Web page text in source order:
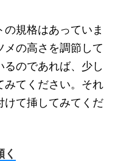
規格はあっていま
の高さを調節して
のであれば、少し
みてください。それ
けて挿してみてくだ